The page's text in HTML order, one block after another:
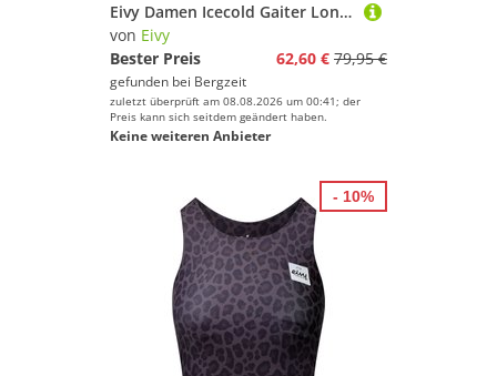
Eivy Damen Icecold Gaiter Longsleeve
von Eivy
Bester Preis
62,60 € 79,95 €
gefunden bei Bergzeit
zuletzt überprüft am 08.08.2026 um 00:41; der
Preis kann sich seitdem geändert haben.
Keine weiteren Anbieter
- 10%